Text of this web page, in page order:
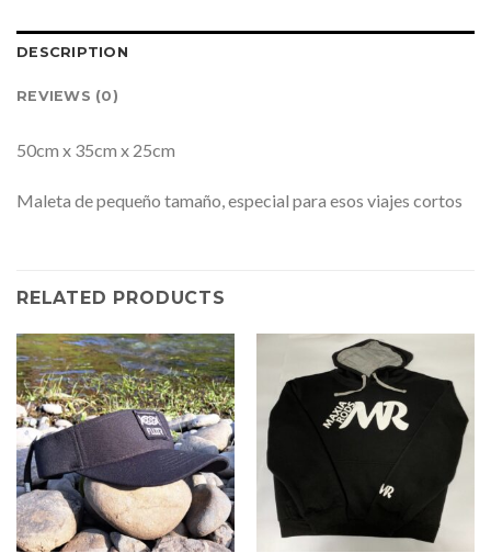
DESCRIPTION
REVIEWS (0)
50cm x 35cm x 25cm
Maleta de pequeño tamaño, especial para esos viajes cortos
RELATED PRODUCTS